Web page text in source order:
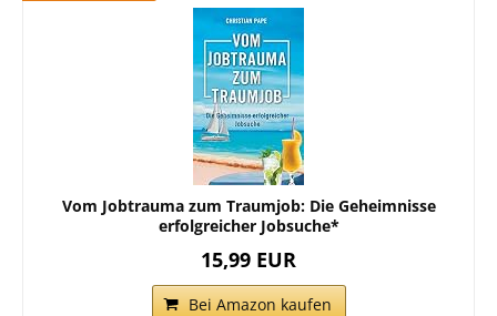
Vom Jobtrauma zum Traumjob: Die Geheimnisse
erfolgreicher Jobsuche*
15,99 EUR
Bei Amazon kaufen